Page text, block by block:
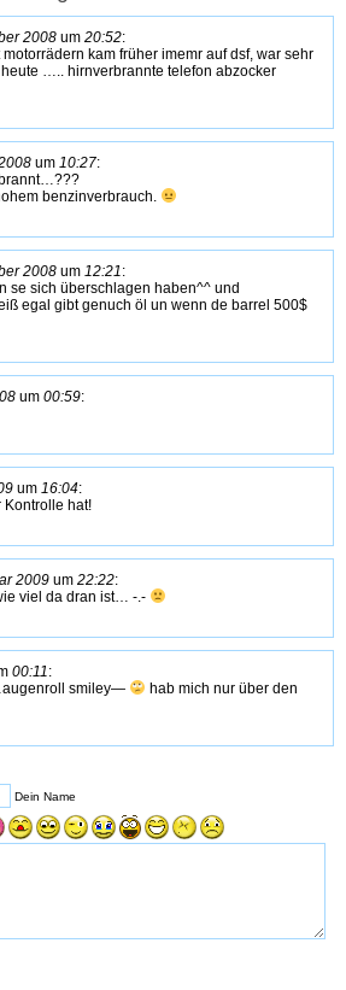
2008 um 20:52:
kam früher imemr auf dsf, war sehr
….. hirnverbrannte telefon abzocker
um 10:27:
benzinverbrauch.
2008 um 12:21 :
se sich überschlagen haben^^ und
egal gibt genuch öl un wenn de barrel 500$
um 00:59:
um 16:04:
Kontrolle hat!
2009 um 22:22:
viel da dran ist… -.-
00:11 :
smiley—
hab mich nur über den
Dein Name